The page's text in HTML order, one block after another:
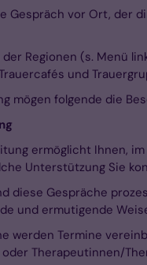
Gespräch vor Ort, der
Regionen (s. Menü
und
mögen folgende die
ermöglicht Ihnen,
Unterstützung Sie
diese Gespräche
und ermutigende
werden Termine
oder Therapeutinnen/